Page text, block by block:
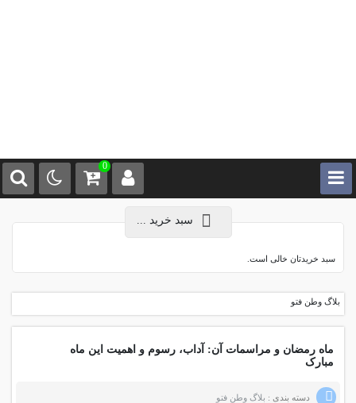
0
سبد خرید ...
سبد خریدتان خالی است.
بلاگ وطن فتو
ماه رمضان و مراسمات آن: آداب، رسوم و اهمیت این ماه
مبارک
دسته بندی : بلاگ وطن فتو